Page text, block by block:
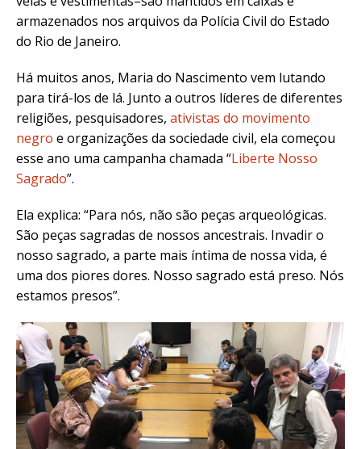
armazenados nos arquivos da Polícia Civil do Estado
do Rio de Janeiro.
Há muitos anos, Maria do Nascimento vem lutando
para tirá-los de lá. Junto a outros líderes de diferentes
religiões, pesquisadores, ativistas do movimento
negro e organizações da sociedade civil, ela começou
esse ano uma campanha chamada “Liberte Nosso
Sagrado”.
Ela explica: “Para nós, não são peças arqueológicas.
São peças sagradas de nossos ancestrais. Invadir o
nosso sagrado, a parte mais íntima de nossa vida, é
uma dos piores dores. Nosso sagrado está preso. Nós
estamos presos”.